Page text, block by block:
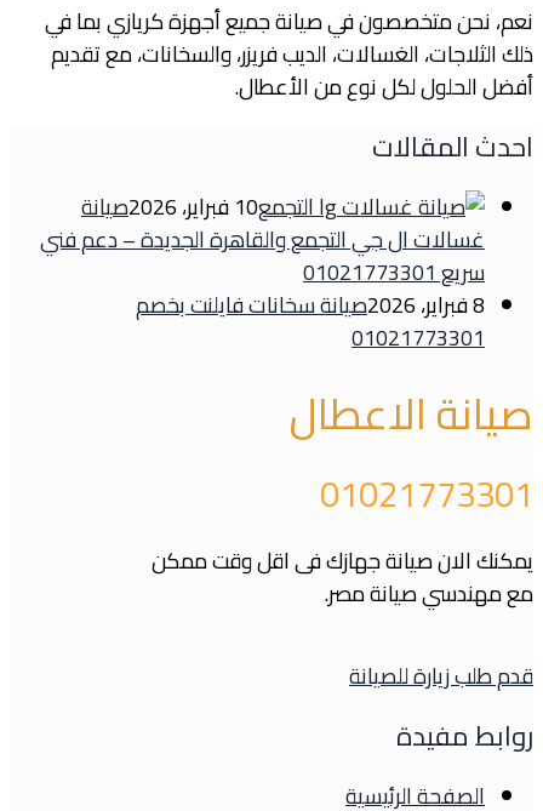
نعم، نحن متخصصون في صيانة جميع أجهزة كريازي بما في
ذلك الثلاجات، الغسالات، الديب فريزر، والسخانات، مع تقديم
أفضل الحلول لكل نوع من الأعطال.
احدث المقالات
10 فبراير، 2026
صيانة
غسالات ال جي التجمع والقاهرة الجديدة – دعم فني
سريع 01021773301
8 فبراير، 2026
صيانة سخانات فايلنت بخصم
01021773301
صيانة الاعطال
01021773301
يمكنك الان صيانة جهازك فى اقل وقت ممكن
مع مهندسي صيانة مصر.
قدم طلب زيارة للصيانة
روابط مفيدة
الصفحة الرئيسية